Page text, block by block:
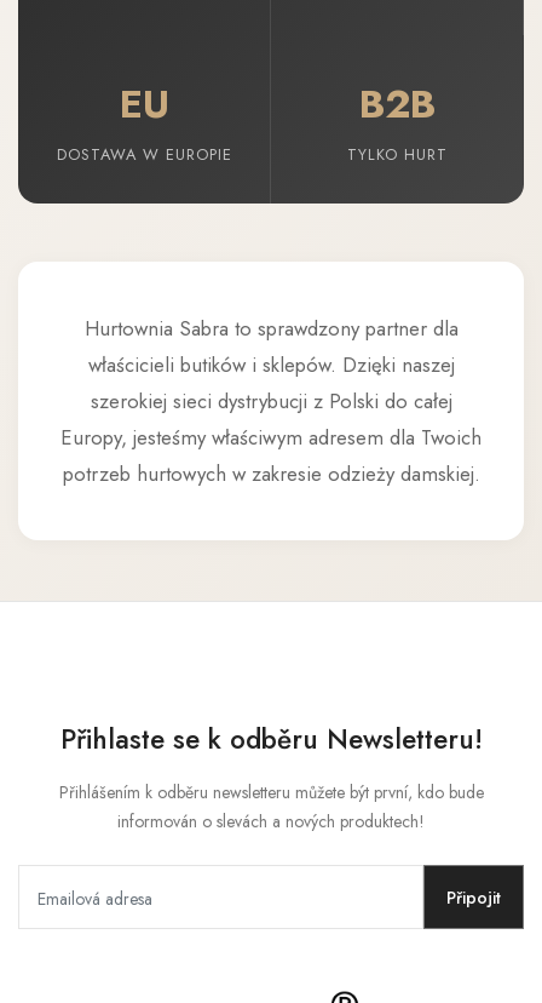
EU
DOSTAWA W EUROPIE
B2B
TYLKO HURT
Hurtownia Sabra to sprawdzony partner dla
właścicieli butików i sklepów. Dzięki naszej
szerokiej sieci dystrybucji z Polski do całej
Europy, jesteśmy właściwym adresem dla Twoich
potrzeb hurtowych w zakresie odzieży damskiej.
Přihlaste se k odběru Newsletteru!
Přihlášením k odběru newsletteru můžete být první, kdo bude
informován o slevách a nových produktech!
Připojit